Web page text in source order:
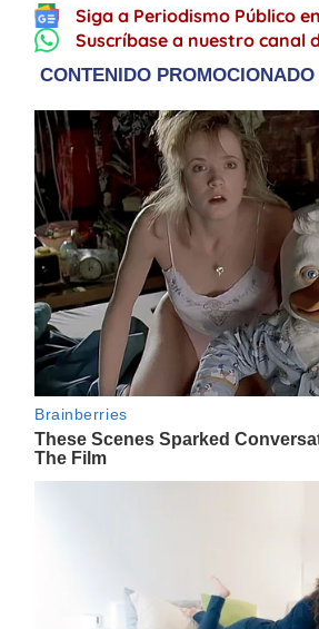
Siga a Periodismo Público
Suscríbase a nuestro canal